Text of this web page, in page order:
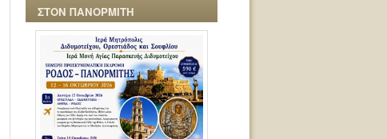
ΣΤΟΝ ΠΑΝΟΡΜΙΤΗ